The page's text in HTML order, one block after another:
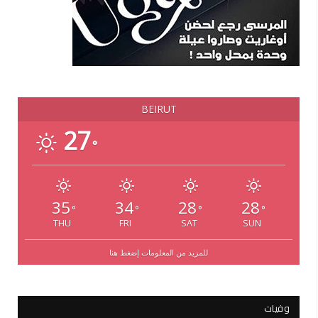
BEIRUT
27°
35 °
THU
34°
FRI
28 °
SAT
28 °
SUN
للمزيد من المعلومات إضغط هنا
وفيات